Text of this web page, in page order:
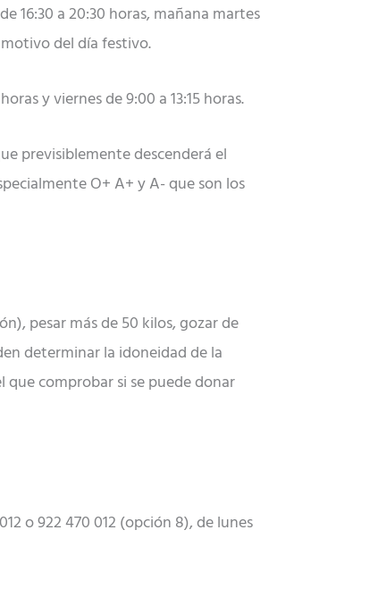
16:30 a 20:30 horas, mañana martes
motivo del día festivo.
y viernes de 9:00 a 13:15 horas.
previsiblemente descenderá el
O+ A+ y A- que son los
pesar más de 50 kilos, gozar de
determinar la idoneidad de la
que comprobar si se puede donar
o 922 470 012 (opción 8), de lunes